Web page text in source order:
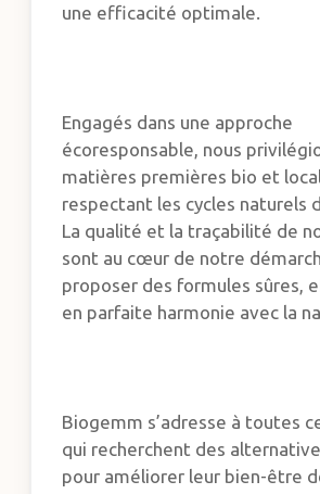
une efficacité optimale.
Engagés dans une approche
écoresponsable, nous
matières premières bio et
respectant les cycles naturels
La qualité et la traçabilité de
sont au cœur de notre
proposer des formules sûres,
en parfaite harmonie avec la
Biogemm s’adresse à toutes
qui recherchent des
pour améliorer leur bien-être